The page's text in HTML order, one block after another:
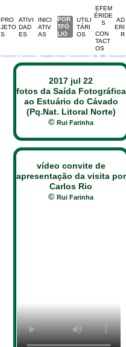
PRO
JETO
S
ATIVI
DAD
ES
INICI
ATIV
AS
POR
TFÓL
IO
UTILI
TÁRI
OS
EFEM
ÉRIDE
S
CON
TACT
OS
AD
ERI
R
POR
TFÓ
LIO
2017 jul 22
fotos da Saída Fotográfica
ao Estuário do Cávado
(Pq.Nat. Litoral Norte)
©Rui Farinha
vídeo convite de
apresentação da visita por
Carlos Rio
©Rui Farinha